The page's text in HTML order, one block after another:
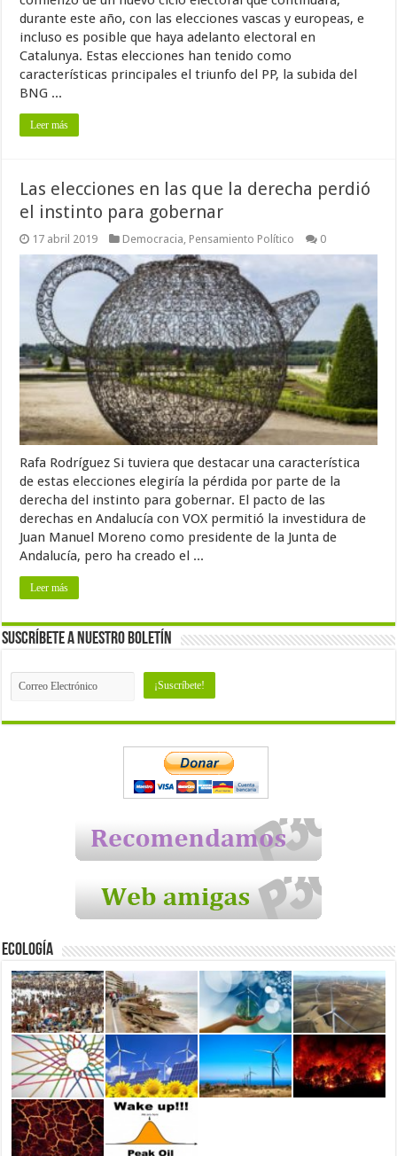
durante este año, con las elecciones vascas y europeas, e
incluso es posible que haya adelanto electoral en
Catalunya. Estas elecciones han tenido como
características principales el triunfo del PP, la subida del
BNG ...
Leer más
Las elecciones en las que la derecha perdió
el instinto para gobernar
17 abril 2019 Democracia Pensamiento Político 0
Rafa Rodríguez Si tuviera que destacar una característica
de estas elecciones elegiría la pérdida por parte de la
derecha del instinto para gobernar. El pacto de las
derechas en Andalucía con VOX permitió la investidura de
Juan Manuel Moreno como presidente de la Junta de
Andalucía, pero ha creado el ...
Leer más
Suscríbete a nuestro Boletín
Ecología